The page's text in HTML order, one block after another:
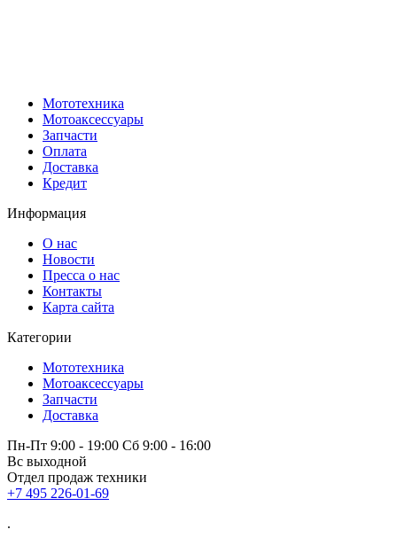
Мототехника
Мотоаксессуары
Запчасти
Оплата
Доставка
Кредит
Информация
О нас
Новости
Пресса о нас
Контакты
Карта сайта
Категории
Мототехника
Мотоаксессуары
Запчасти
Доставка
Пн-Пт 9:00 - 19:00 Сб 9:00 - 16:00
Вс выходной
Отдел продаж техники
+7 495 226-01-69
.